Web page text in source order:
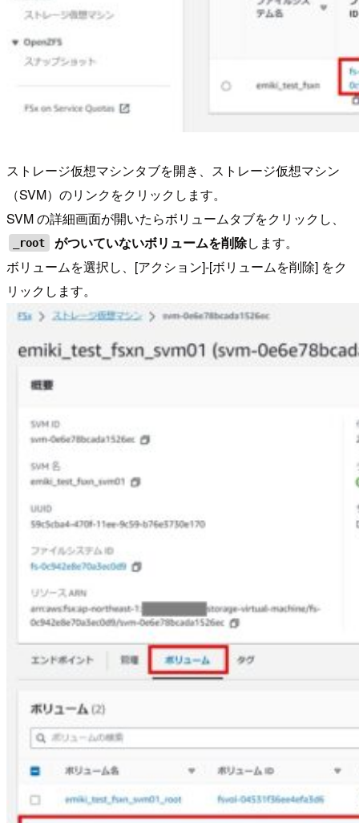
ストレージ仮想マシンタブを開き、ストレージ仮想マシン
（SVM）のリンクをクリックします。
SVM の詳細画面が開いたらボリュームタブをクリックし、
_root がついていないボリュームを削除します。
ボリュームを選択し、[アクション]-[ボリュームを削除] をク
リックします。